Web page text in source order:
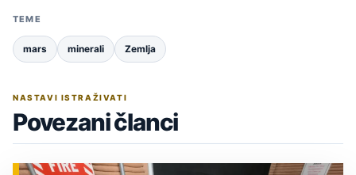
TEME
mars minerali Zemlja
NASTAVI ISTRAŽIVATI
Povezani članci